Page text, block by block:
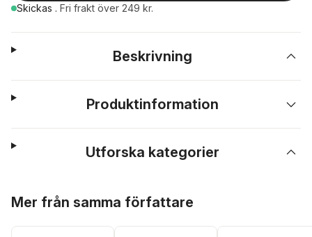
Skickas . Fri frakt över 249 kr.
Beskrivning
Produktinformation
Utforska kategorier
Mer från samma författare